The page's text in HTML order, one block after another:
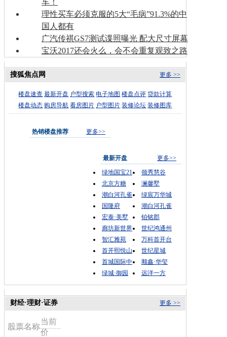
理性买车必须克服的5大“毛病”91.3%的中
国人都有
广汽传祺GS7测试谍照曝光 配大尺寸屏幕
宝沃2017还会火么，会不会重复观致之路
更多 >>
搜狐焦点网
楼盘速查 最新开盘 户型搜索 电子地图 楼盘点评 贷款计算
楼盘动态 购房导航 看房图片 户型图片 装修论坛 装修图库
热销楼盘推荐 更多>>
最新开盘
更多>>
绿地国宝21
领秀慧谷
北京方糖
澜馨墅
潮白河孔雀
绿宸万华城
国隆府
潮白河孔雀
宏泰·美墅
铂铭郡
廊坊新世界
世纪鸿通州
智汇雅苑
万科首开台
首开熙悦山
世纪星城
首城国际中
顺鑫·华玺
绿城·御园
远洋一方
更多 >>
财经·理财·证券
股票名称
当前
价